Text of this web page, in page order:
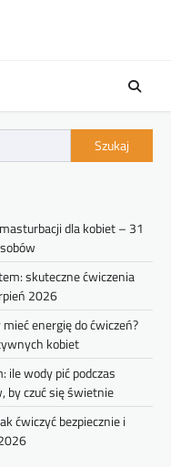
Szukaj
dla kobiet – 31
skuteczne ćwiczenia
2026
energię do ćwiczeń?
kobiet
ile wody pić podczas
by czuć się świetnie
ćwiczyć bezpiecznie i